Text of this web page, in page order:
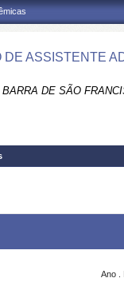
DE ASSISTENTE
DE SÃO
Ano